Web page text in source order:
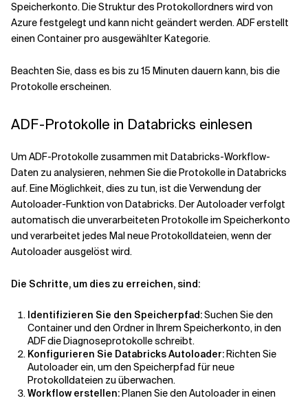
Speicherkonto. Die Struktur des Protokollordners wird von
Azure festgelegt und kann nicht geändert werden. ADF erstellt
einen Container pro ausgewählter Kategorie.
Beachten Sie, dass es bis zu 15 Minuten dauern kann, bis die
Protokolle erscheinen.
ADF-Protokolle in Databricks einlesen
Um ADF-Protokolle zusammen mit Databricks-Workflow-
Daten zu analysieren, nehmen Sie die Protokolle in Databricks
auf. Eine Möglichkeit, dies zu tun, ist die Verwendung der
Autoloader-Funktion von Databricks. Der Autoloader verfolgt
automatisch die unverarbeiteten Protokolle im Speicherkonto
und verarbeitet jedes Mal neue Protokolldateien, wenn der
Autoloader ausgelöst wird.
Die Schritte, um dies zu erreichen, sind:
Identifizieren Sie den Speicherpfad:Suchen Sie den
Container und den Ordner in Ihrem Speicherkonto, in den
ADF die Diagnoseprotokolle schreibt.
Konfigurieren Sie Databricks Autoloader: Richten Sie
Autoloader ein, um den Speicherpfad für neue
Protokolldateien zu überwachen.
Workflow erstellen: Planen Sie den Autoloader in einen